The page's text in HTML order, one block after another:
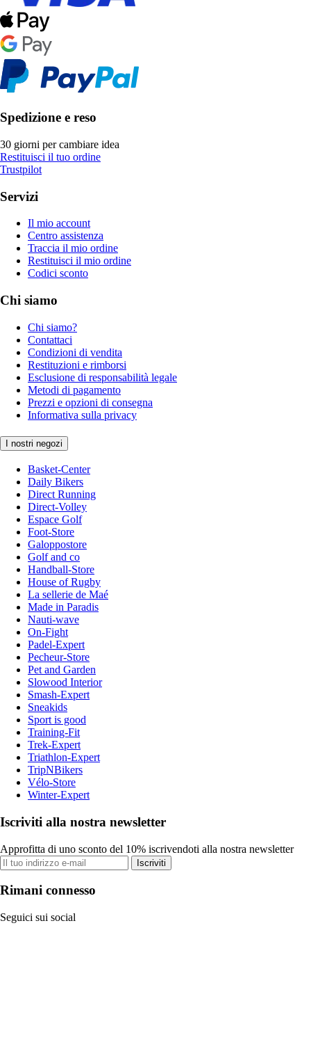
Spedizione e reso
30 giorni per cambiare idea
Restituisci il tuo ordine
Trustpilot
Servizi
Il mio account
Centro assistenza
Traccia il mio ordine
Restituisci il mio ordine
Codici sconto
Chi siamo
Chi siamo?
Contattaci
Condizioni di vendita
Restituzioni e rimborsi
Esclusione di responsabilità legale
Metodi di pagamento
Prezzi e opzioni di consegna
Informativa sulla privacy
I nostri negozi
Basket-Center
Daily Bikers
Direct Running
Direct-Volley
Espace Golf
Foot-Store
Galoppostore
Golf and co
Handball-Store
House of Rugby
La sellerie de Maé
Made in Paradis
Nauti-wave
On-Fight
Padel-Expert
Pecheur-Store
Pet and Garden
Slowood Interior
Smash-Expert
Sneakids
Sport is good
Training-Fit
Trek-Expert
Triathlon-Expert
TripNBikers
Vélo-Store
Winter-Expert
Iscriviti alla nostra newsletter
Approfitta di uno sconto del 10% iscrivendoti alla nostra newsletter
Iscriviti
Rimani connesso
Seguici sui social